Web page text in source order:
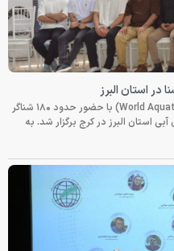
استان البرز
جشنواره بزرگداشت روز جهانی شنا (World Aquatics Day) با حضور حدود ۱۸۰ شناگر
استان البرز در کرج برگزار شد. به